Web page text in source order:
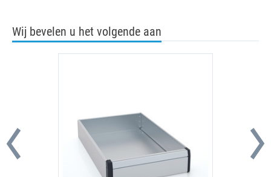
Wij bevelen u het volgende aan